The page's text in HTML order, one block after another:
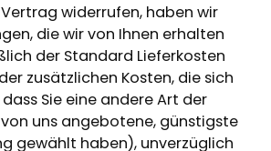
widerrufen, haben wir
die wir von Ihnen erhalten
der Standard Lieferkosten
zusätzlichen Kosten, die sich
Sie eine andere Art der
uns angebotene, günstigste
gewählt haben), unverzüglich